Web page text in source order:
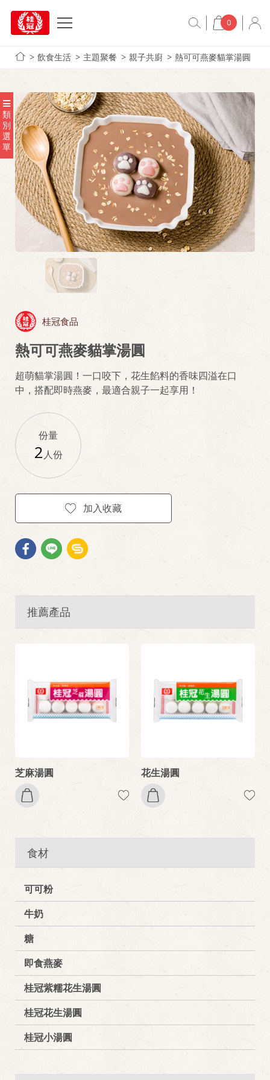
0
飲食生活 主題聚餐 親子共廚 熱可可燕麥貓掌湯圓
類
別
選
單
桂冠食品
熱可可燕麥貓掌湯圓
超萌貓掌湯圓！一口咬下，花生餡料的香味四溢在口
中，搭配即時燕麥，最適合親子一起享用！
份量
2人份
加入收藏
推薦產品
芝麻湯圓 花生湯圓
食材
可可粉
牛奶
糖
即食燕麥
桂冠紫糯花生湯圓
桂冠花生湯圓
桂冠小湯圓